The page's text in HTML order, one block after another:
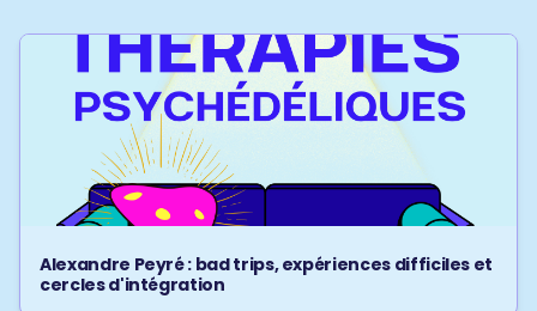
Alexandre Peyré : bad trips, expériences difficiles et
cercles d'intégration